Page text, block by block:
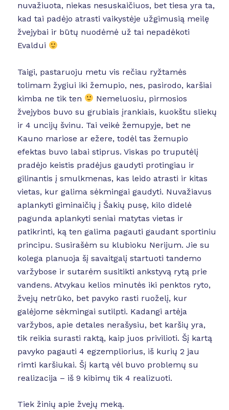
nuvažiuota, niekas nesuskaičiuos, bet tiesa yra ta,
kad tai padėjo atrasti vaikystėje užgimusią meilę
žvejybai ir būtų nuodėmė už tai nepadėkoti
Evaldui
Taigi, pastaruoju metu vis rečiau ryžtamės
tolimam žygiui iki žemupio, nes, pasirodo, karšiai
kimba ne tik ten
Nemeluosiu, pirmosios
žvejybos buvo su grubiais įrankiais, kuokštu sliekų
ir 4 uncijų švinu. Tai veikė žemupyje, bet ne
Kauno mariose ar ežere, todėl tas žemupio
efektas buvo labai stiprus. Viskas po truputėlį
pradėjo keistis pradėjus gaudyti protingiau ir
gilinantis į smulkmenas, kas leido atrasti ir kitas
vietas, kur galima sėkmingai gaudyti. Nuvažiavus
aplankyti giminaičių į Šakių pusę, kilo didelė
pagunda aplankyti seniai matytas vietas ir
patikrinti, ką ten galima pagauti gaudant sportiniu
principu. Susirašėm su klubioku Nerijum. Jie su
kolega planuoja šį savaitgalį startuoti tandemo
varžybose ir sutarėm susitikti ankstyvą rytą prie
vandens. Atvykau kelios minutės iki penktos ryto,
žvejų netrūko, bet pavyko rasti ruoželį, kur
galėjome sėkmingai sutilpti. Kadangi artėja
varžybos, apie detales nerašysiu, bet karšių yra,
tik reikia surasti raktą, kaip juos privilioti. Šį kartą
pavyko pagauti 4 egzempliorius, iš kurių 2 jau
rimti karšiukai. Šį kartą vėl buvo problemų su
realizacija – iš 9 kibimų tik 4 realizuoti.
Tiek žinių apie žvejų meką.